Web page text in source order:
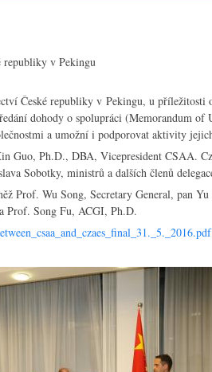
republiky v Pekingu
České republiky v Pekingu, u příležitosti
dohody o spolupráci (Memorandum
a umožní i podporovat aktivity
Guo, Ph.D., DBA, Vicepresident CSAA.
Sobotky, ministrů a dalších členů
Prof. Wu Song, Secretary General, pan
Prof. Song Fu, ACGI, Ph.D.